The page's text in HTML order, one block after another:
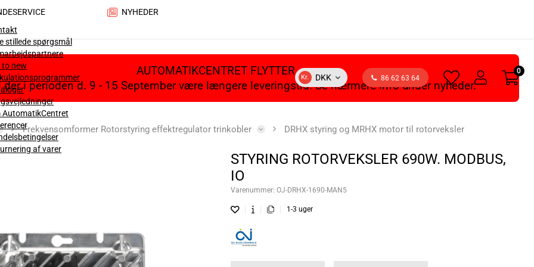
stillede spørgsmål
to new
AutomatikCentret
af varer
NYHEDER
Kr. DKK 86 62 63 64
heart
light
light
0
AUTOMATIKCENTRET FLYTTER
der i perioden d. 9 - 15 September være længere leveringstid. Se nærmere info under nyheder.
Frekvensomformer Rotorstyring effektregulator trinkobler DRHX styring og MRHX motor til rotorveksler
STYRING ROTORVEKSLER 690W. MODBUS,
IO
Varenummer: OJ-DRHX-1690-MAN5
1-3 uger